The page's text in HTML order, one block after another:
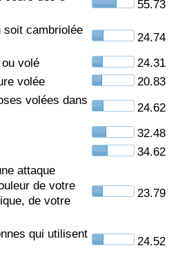
55.73
soit cambriolée
24.74
volé
24.31
volée
20.83
volées dans
24.62
32.48
34.62
attaque
de votre
de votre
23.79
qui utilisent
24.52
(Actuel)
par Pays